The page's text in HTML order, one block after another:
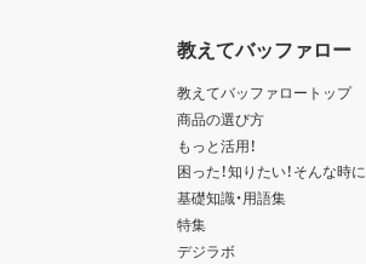
教えてバッファロー
教えてバッファロートップ
商品の選び方
もっと活用！
困った！知りたい！そんな時に
基礎知識・用語集
特集
デジラボ